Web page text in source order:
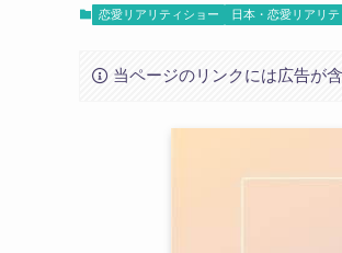
恋愛リアリティショー 日本・恋愛リアリ
当ページのリンクには広告が